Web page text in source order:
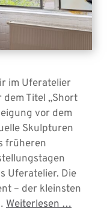
im Uferatelier
Titel „Short
vor dem
Skulpturen
früheren
Uferatelier. Die
– der kleinsten
Weiterlesen …